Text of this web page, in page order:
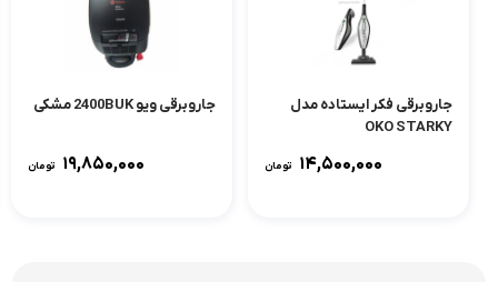
جاروبرقی فکر ایستاده مدل
OKO STARKY
۱۴,۵۰۰,۰۰۰ تومان
جاروبرقی ویو 2400BUK مشکی
۱۹,۸۵۰,۰۰۰ تومان